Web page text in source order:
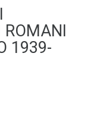
ROMANI
1939-